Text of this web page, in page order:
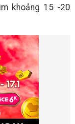
khoảng 15 -20